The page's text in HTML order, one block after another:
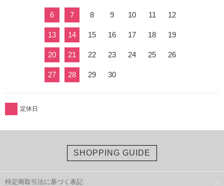
6 7 8 9 10 11 12
13 14 15 16 17 18 19
20 21 22 23 24 25 26
27 28 29 30
定休日
SHOPPING GUIDE
特定商取引法に基づく表記